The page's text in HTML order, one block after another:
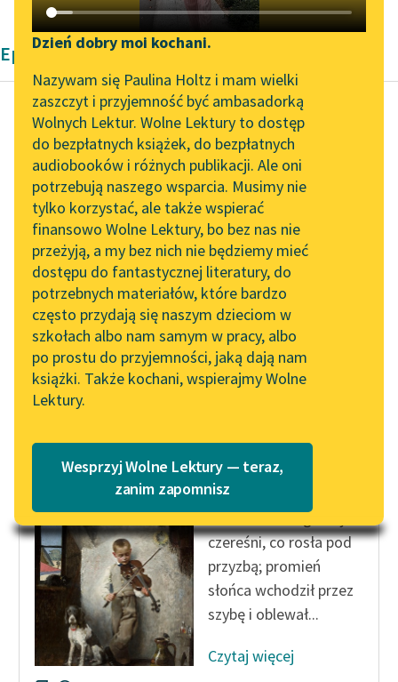
Katalog DAISY
Podkasty o książkach
Zgłoś brak utworu
Aktualności
„Prokurator Alicja Horn”
do słuchania
Byliśmy częścią AI Impact
Lab
Zapraszamy na spotkanie
online z tłumaczkami
literatury skandynawskiej
Spotkanie z Katarzyną
Tunkiel w Oslo
102. lata temu zmarł
Joseph Conrad
Lektury szkolne i klasyka
literatury do słuchania dla
uczennic i uczniów z
niepełnosprawnościami
E-kolekcja lektur
szkolnych i literatury do
słuchania dla uczennic i
uczniów z
niepełnosprawnościami
Narzędzia
Mapa Wolnych Lektur
Leśmianator
Przewodnik dla piszących i
czytających
API
OAI-PMH
Widget Wolnych Lektur
Przypisy
Katalog w formacie PDF
Dzień dobry moi kochani.
Nazywam się Paulina Holtz i mam wielki
zaszczyt i przyjemność być ambasadorką
Wolnych Lektur. Wolne Lektury to dostęp
do bezpłatnych książek, do bezpłatnych
audiobooków i różnych publikacji. Ale oni
potrzebują naszego wsparcia. Musimy nie
tylko korzystać, ale także wspierać
finansowo Wolne Lektury, bo bez nas nie
przeżyją, a my bez nich nie będziemy mieć
dostępu do fantastycznej literatury, do
potrzebnych materiałów, które bardzo
często przydają się naszym dzieciom w
szkołach albo nam samym w pracy, albo
po prostu do przyjemności, jaką dają nam
książki. Także kochani, wspierajmy Wolne
Lektury.
Wesprzyj Wolne Lektury — teraz,
zanim zapomnisz
Epika Henryka Sienkiewicza
Henryk Sienkiewicz
Dwie łąki
Ludzie posłuchali głosu
bóstwa i zastępy ich
pociągnęły zaraz nad
jeziorko, a stanąwszy
nad nim...
Czytaj więcej
Henryk Sienkiewicz
Janko Muzykant
Jaskółki świergotały w
czereśni, co rosła pod
przyzbą; promień
słońca wchodził przez
szybę i oblewał...
Czytaj więcej